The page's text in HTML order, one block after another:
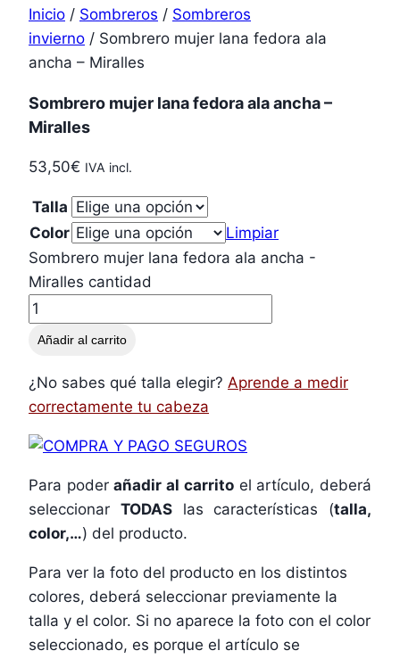
Inicio / Sombreros / Sombreros
invierno / Sombrero mujer lana fedora ala
ancha – Miralles
Sombrero mujer lana fedora ala ancha –
Miralles
53,50€ IVA incl.
Talla
Color
Limpiar
Sombrero mujer lana fedora ala ancha -
Miralles cantidad
Añadir al carrito
¿No sabes qué talla elegir? Aprende a medir
correctamente tu cabeza
Para poderañadir al carritoel artículo, deberá
seleccionar TODASlas características (talla,
color,…) del producto.
Para ver la foto del producto en los distintos
colores, deberá seleccionar previamente la
talla y el color. Si no aparece la foto con el color
seleccionado, es porque el artículo se